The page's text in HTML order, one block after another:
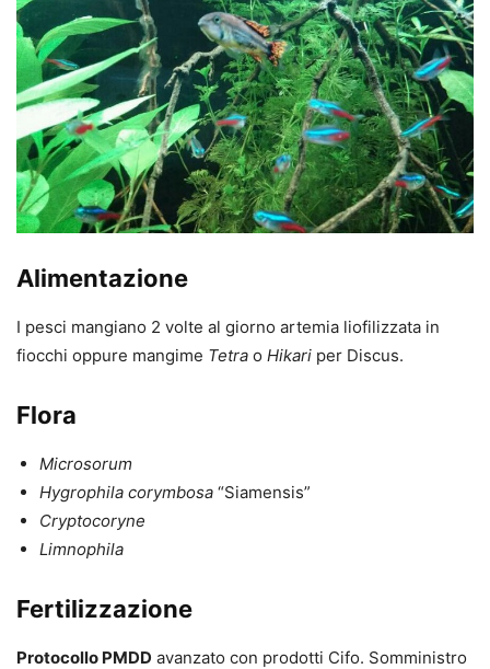
Alimentazione
I pesci mangiano 2 volte al giorno artemia liofilizzata in
fiocchi oppure mangime Tetra o Hikari per Discus.
Flora
Microsorum
Hygrophila corymbosa “Siamensis”
Cryptocoryne
Limnophila
Fertilizzazione
Protocollo PMDD avanzato con prodotti Cifo. Somministro